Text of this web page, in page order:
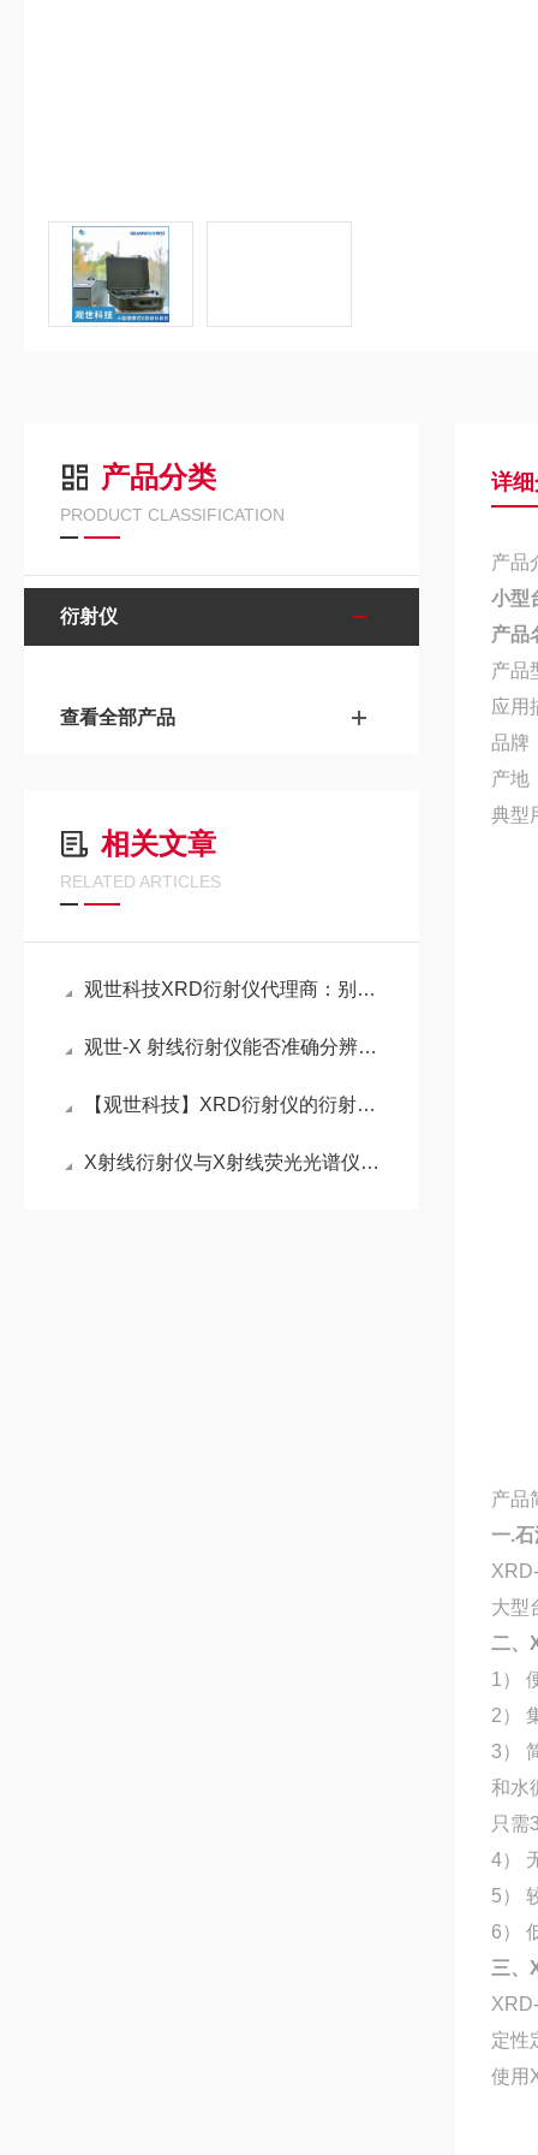
产品分类
PRODUCT CLASSIFICATION
衍射仪
查看全部产品
相关文章
RELATED ARTICLES
观世科技XRD衍射仪代理商：别盲目采购，先搞懂这5个问题
观世-X 射线衍射仪能否准确分辨成分复杂的矿石？
【观世科技】XRD衍射仪的衍射峰代表什么?
X射线衍射仪与X射线荧光光谱仪：到底什么时候用哪个-观世科技
详
产品
小型
产品
产品
应用
品牌
产地
典型
产品
一.石
大型
二、
1）
2）
3）
和水
只需
4）
5）
6）
三、
定性
使用